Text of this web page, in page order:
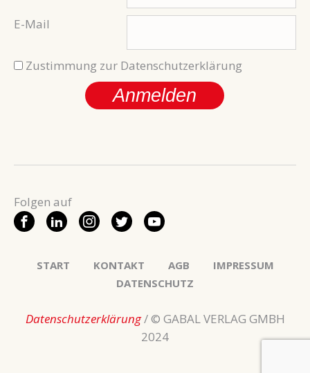
E-Mail
Zustimmung zur Datenschutzerklärung
Anmelden
START KONTAKT AGB
IMPRESSUM
DATENSCHUTZ
Datenschutzerklärung/ © GABAL VERLAG GMBH
2024